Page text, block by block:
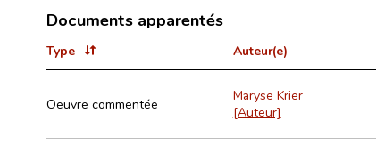
Documents apparentés
Type Auteur(e)
Oeuvre commentée
Maryse Krier
[Auteur]